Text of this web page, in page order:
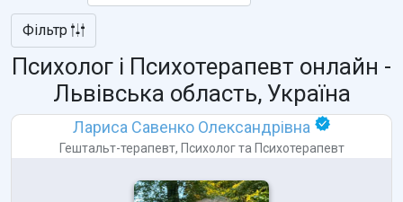
Фільтр
Психолог і Психотерапевт онлайн -
Львівська область, Україна
Лариса Савенко Олександрівна
Гештальт-терапевт, Психологта Психотерапевт